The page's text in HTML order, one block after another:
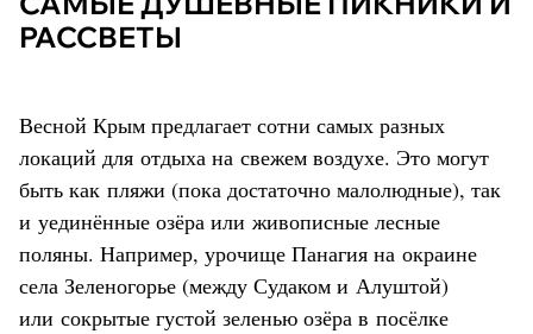
РАССВЕТЫ
Весной Крым предлагает сотни самых разных
локаций для отдыха на свежем воздухе. Это могут
быть как пляжи (пока достаточно малолюдные), так
и уединённые озёра или живописные лесные
поляны. Например, урочище Панагия на окраине
села Зеленогорье (между Судаком и Алуштой)
или сокрытые густой зеленью озёра в посёлке